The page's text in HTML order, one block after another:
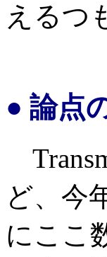
えるつ
● 論点
ど、今
にここ